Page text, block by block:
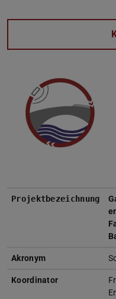
Projektbezeichnung
Akronym
Koordinator